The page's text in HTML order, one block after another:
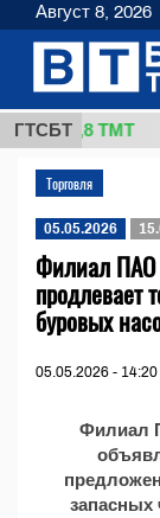
ГТСБТ37,8 ТМТ
Торговля
05.05.2026
Филиал ПАО
продлевает
буровых
05.05.2026 - 14:20
Филиал
запасных
Август 8, 2026